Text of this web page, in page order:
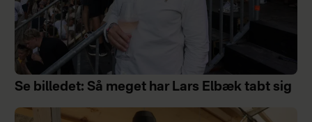
Se billedet: Så meget har Lars Elbæk tabt sig